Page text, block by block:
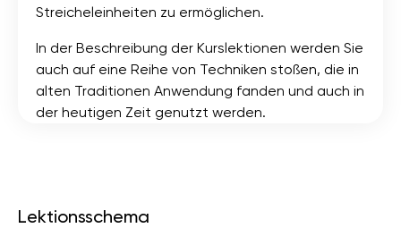
Streicheleinheiten zu ermöglichen.
In der Beschreibung der Kurslektionen werden Sie
auch auf eine Reihe von Techniken stoßen, die in
alten Traditionen Anwendung fanden und auch in
der heutigen Zeit genutzt werden.
Lektionsschema